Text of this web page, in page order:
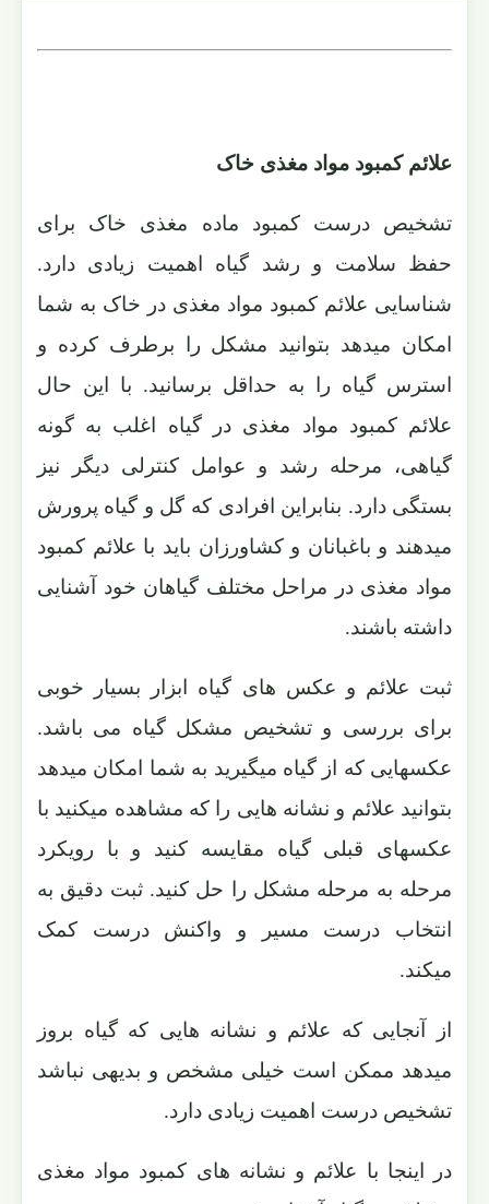
علائم کمبود مواد مغذی خاک
تشخیص درست کمبود ماده مغذی خاک برای
حفظ سلامت و رشد گیاه اهمیت زیادی دارد.
شناسایی علائم کمبود مواد مغذی در خاک به شما
امکان میدهد بتوانید مشکل را برطرف کرده و
استرس گیاه را به حداقل برسانید. با این حال
علائم کمبود مواد مغذی در گیاه اغلب به گونه
گیاهی، مرحله رشد و عوامل کنترلی دیگر نیز
بستگی دارد. بنابراین افرادی که گل و گیاه پرورش
میدهند و باغبانان و کشاورزان باید با علائم کمبود
مواد مغذی در مراحل مختلف گیاهان خود آشنایی
داشته باشند.
ثبت علائم و عکس های گیاه ابزار بسیار خوبی
برای بررسی و تشخیص مشکل گیاه می باشد.
عکسهایی که از گیاه میگیرید به شما امکان میدهد
بتوانید علائم و نشانه هایی را که مشاهده میکنید با
عکسهای قبلی گیاه مقایسه کنید و با رویکرد
مرحله به مرحله مشکل را حل کنید. ثبت دقیق به
انتخاب درست مسیر و واکنش درست کمک
میکند.
از آنجایی که علائم و نشانه هایی که گیاه بروز
میدهد ممکن است خیلی مشخص و بدیهی نباشد
تشخیص درست اهمیت زیادی دارد.
در اینجا با علائم و نشانه های کمبود مواد مغذی